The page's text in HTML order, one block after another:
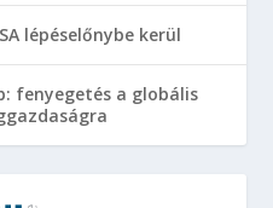
lépéselőnybe kerül
fenyegetés a globális